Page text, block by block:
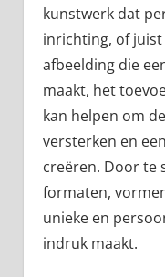
kunstwerk dat
inrichting, of
afbeelding die
maakt, het
kan helpen om
versterken en
creëren. Door te
formaten,
unieke en
indruk maakt.